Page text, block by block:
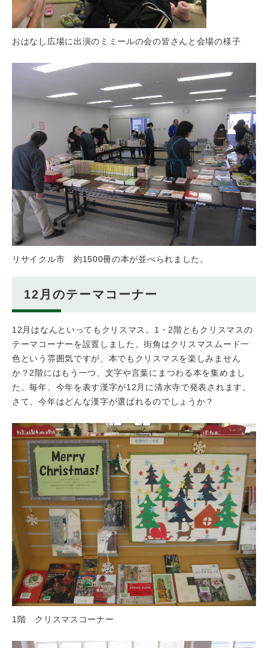
おはなし広場に出演のミミールの会の皆さんと会場の様子
リサイクル市 約1500冊の本が並べられました。
12月のテーマコーナー
12月はなんといってもクリスマス。1・2階ともクリスマスの
テーマコーナーを設置しました。街角はクリスマスムード一
色という雰囲気ですが、本でもクリスマスを楽しみません
か？2階にはもう一つ、文字や言葉にまつわる本を集めまし
た。毎年、今年を表す漢字が12月に清水寺で発表されます。
さて、今年はどんな漢字が選ばれるのでしょうか？
1階 クリスマスコーナー